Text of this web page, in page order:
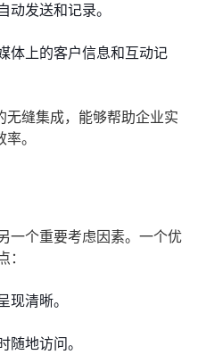
动发送和记录。
体上的客户信息和互动记
缝集成，能够帮助企业实
。
一个重要考虑因素。一个优
现清晰。
地访问。